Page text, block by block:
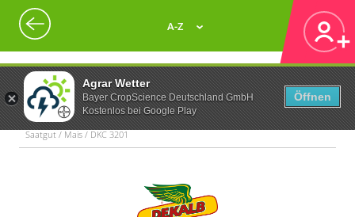
Agrar Wetter
Bayer CropScience Deutschland GmbH
Kostenlos bei Google Play
Öffnen
A-Z
Saatgut / Mais / DKC 3201